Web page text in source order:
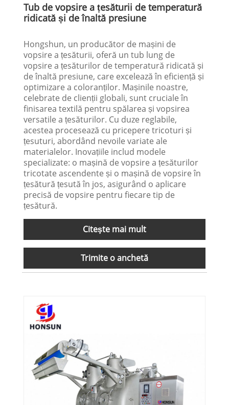
Tub de vopsire a țesăturii de temperatură
ridicată și de înaltă presiune
Hongshun, un producător de mașini de
vopsire a țesăturii, oferă un tub lung de
vopsire a țesăturilor de temperatură ridicată și
de înaltă presiune, care excelează în eficiență și
optimizare a coloranților. Mașinile noastre,
celebrate de clienții globali, sunt cruciale în
finisarea textilă pentru spălarea și vopsirea
versatile a țesăturilor. Cu duze reglabile,
acestea procesează cu pricepere tricoturi și
țesuturi, abordând nevoile variate ale
materialelor. Inovațiile includ modele
specializate: o mașină de vopsire a țesăturilor
tricotate ascendente și o mașină de vopsire în
țesătură țesută în jos, asigurând o aplicare
precisă de vopsire pentru fiecare tip de
țesătură.
Citeşte mai mult
Trimite o anchetă